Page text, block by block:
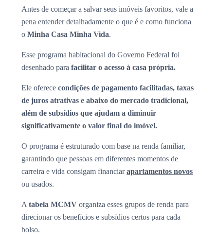
Antes de começar a salvar seus imóveis favoritos, vale a
pena entender detalhadamente o que é e como funciona
o Minha Casa Minha Vida.
Esse programa habitacional do Governo Federal foi
desenhado para facilitar o acesso à casa própria.
Ele oferece condições de pagamento facilitadas, taxas
de juros atrativas e abaixo do mercado tradicional,
além de subsídios que ajudam a diminuir
significativamente o valor final do imóvel.
O programa é estruturado com base na renda familiar,
garantindo que pessoas em diferentes momentos de
carreira e vida consigam financiarapartamentos novos
ou usados.
A tabela MCMV organiza esses grupos de renda para
direcionar os benefícios e subsídios certos para cada
bolso.